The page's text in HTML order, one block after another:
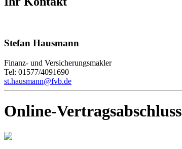
Stefan Hausmann
Finanz- und Versicherungsmakler
Tel: 01577/4091690
st.hausmann@fvb.de
Online-Vertragsabschluss